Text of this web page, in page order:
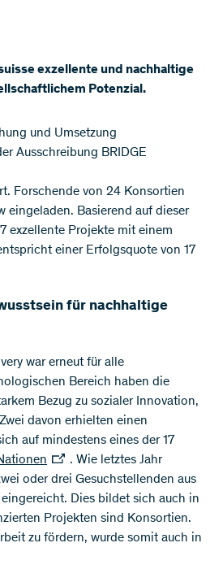
exzellente und nachhaltige
Potenzial.
und Umsetzung
Ausschreibung BRIDGE
Forschende von 24 Konsortien
eingeladen. Basierend auf dieser
exzellente Projekte mit einem
einer Erfolgsquote von 17
für nachhaltige
war erneut für alle
Bereich haben die
Bezug zu sozialer Innovation,
davon erhielten einen
auf mindestens eines der 17
. Wie letztes Jahr
oder drei Gesuchstellenden aus
Dies bildet sich auch in
Projekten sind Konsortien.
zu fördern, wurde somit auch in